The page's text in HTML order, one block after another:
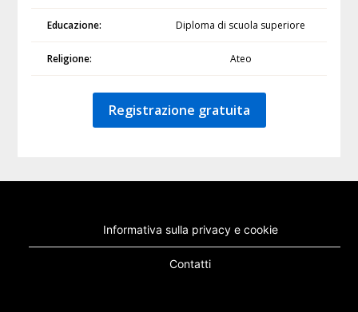
Educazione: Diploma di scuola superiore
Religione: Ateo
Registrazione gratuita
Informativa sulla privacy e cookie
Contatti